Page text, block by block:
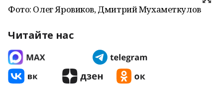
Фото: Олег Яровиков, Дмитрий Мухаметкулов
Читайте нас